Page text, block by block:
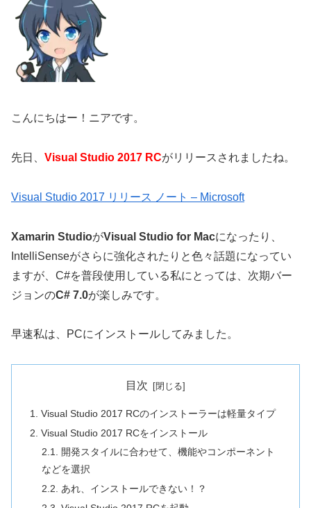
こんにちはー！ニアです。
先日、 Visual Studio 2017 RCがリリースされましたね。
Visual Studio 2017 リリース ノート – Microsoft
Xamarin StudioがVisual Studio for Macになったり、
IntelliSenseがさらに強化されたりと色々話題になってい
ますが、C#を普段使用している私にとっては、次期バー
ジョンのC# 7.0が楽しみです。
早速私は、PCにインストールしてみました。
目次
1. Visual Studio 2017 RCのインストーラーは軽量タイプ
2. Visual Studio 2017 RCをインストール
2.1. 開発スタイルに合わせて、機能やコンポーネント
などを選択
2.2. あれ、インストールできない！？